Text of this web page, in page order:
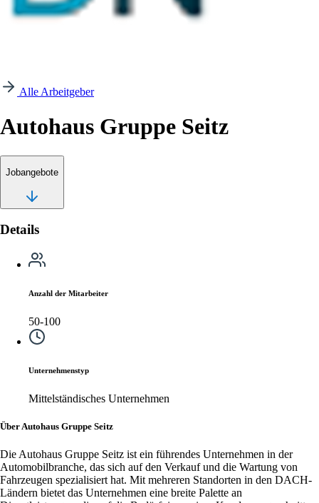
Alle Arbeitgeber
Autohaus Gruppe Seitz
Jobangebote
Details
Anzahl der Mitarbeiter
50-100
Unternehmenstyp
Mittelständisches Unternehmen
Über Autohaus Gruppe Seitz
Die Autohaus Gruppe Seitz ist ein führendes Unternehmen in der
Automobilbranche, das sich auf den Verkauf und die Wartung von
Fahrzeugen spezialisiert hat. Mit mehreren Standorten in den DACH-
Ländern bietet das Unternehmen eine breite Palette an